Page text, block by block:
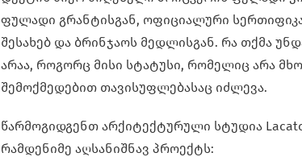
ფულადი გრანტისგან, ოფიციალური
შესახებ და ბრინჯაოს მედლისგან. რა თქმა
არაა, როგორც მისი სტატუსი, რომელიც არა
შემოქმედებით თავისუფლებასაც იძლევა.
წარმოგიდგენთ არქიტექტურული სტუდია
რამდენიმე აღსანიშნავ პროექტს: